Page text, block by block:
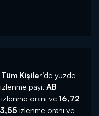
Tüm Kişiler’de yüzde
izlenme payı, AB
izlenme oranı ve 16,72
3,55 izlenme oranı ve